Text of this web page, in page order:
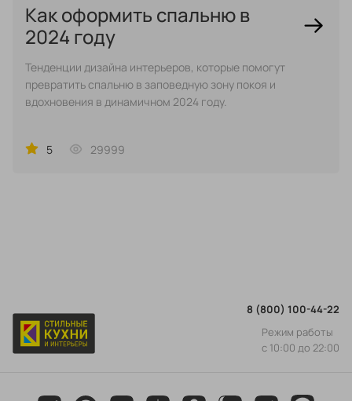
Как оформить спальню в
2024 году
Тенденции дизайна интерьеров, которые помогут
превратить спальню в заповедную зону покоя и
вдохновения в динамичном 2024 году.
5 29999
8 (800) 100-44-22
Режим работы
с 10:00 до 22:00